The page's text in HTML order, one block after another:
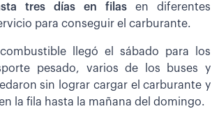
tres días en filas en diferentes
para conseguir el carburante.
llegó el sábado para los
pesado, varios de los buses y
sin lograr cargar el carburante y
la fila hasta la mañana del domingo.